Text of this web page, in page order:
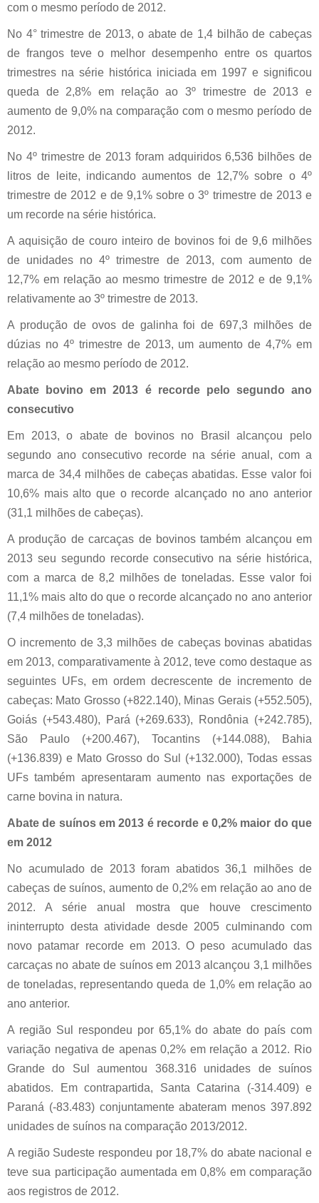
com o mesmo período de 2012.
No 4° trimestre de 2013, o abate de 1,4 bilhão de cabeças
de frangos teve o melhor desempenho entre os quartos
trimestres na série histórica iniciada em 1997 e significou
queda de 2,8% em relação ao 3º trimestre de 2013 e
aumento de 9,0% na comparação com o mesmo período de
2012.
No 4º trimestre de 2013 foram adquiridos 6,536 bilhões de
litros de leite, indicando aumentos de 12,7% sobre o 4º
trimestre de 2012 e de 9,1% sobre o 3º trimestre de 2013 e
um recorde na série histórica.
A aquisição de couro inteiro de bovinos foi de 9,6 milhões
de unidades no 4º trimestre de 2013, com aumento de
12,7% em relação ao mesmo trimestre de 2012 e de 9,1%
relativamente ao 3º trimestre de 2013.
A produção de ovos de galinha foi de 697,3 milhões de
dúzias no 4º trimestre de 2013, um aumento de 4,7% em
relação ao mesmo período de 2012.
Abate bovino em 2013 é recorde pelo segundo ano
consecutivo
Em 2013, o abate de bovinos no Brasil alcançou pelo
segundo ano consecutivo recorde na série anual, com a
marca de 34,4 milhões de cabeças abatidas. Esse valor foi
10,6% mais alto que o recorde alcançado no ano anterior
(31,1 milhões de cabeças).
A produção de carcaças de bovinos também alcançou em
2013 seu segundo recorde consecutivo na série histórica,
com a marca de 8,2 milhões de toneladas. Esse valor foi
11,1% mais alto do que o recorde alcançado no ano anterior
(7,4 milhões de toneladas).
O incremento de 3,3 milhões de cabeças bovinas abatidas
em 2013, comparativamente à 2012, teve como destaque as
seguintes UFs, em ordem decrescente de incremento de
cabeças: Mato Grosso (+822.140), Minas Gerais (+552.505),
Goiás (+543.480), Pará (+269.633), Rondônia (+242.785),
São Paulo (+200.467), Tocantins (+144.088), Bahia
(+136.839) e Mato Grosso do Sul (+132.000), Todas essas
UFs também apresentaram aumento nas exportações de
carne bovina in natura.
Abate de suínos em 2013 é recorde e 0,2% maior do que
em 2012
No acumulado de 2013 foram abatidos 36,1 milhões de
cabeças de suínos, aumento de 0,2% em relação ao ano de
2012. A série anual mostra que houve crescimento
ininterrupto desta atividade desde 2005 culminando com
novo patamar recorde em 2013. O peso acumulado das
carcaças no abate de suínos em 2013 alcançou 3,1 milhões
de toneladas, representando queda de 1,0% em relação ao
ano anterior.
A região Sul respondeu por 65,1% do abate do país com
variação negativa de apenas 0,2% em relação a 2012. Rio
Grande do Sul aumentou 368.316 unidades de suínos
abatidos. Em contrapartida, Santa Catarina (-314.409) e
Paraná (-83.483) conjuntamente abateram menos 397.892
unidades de suínos na comparação 2013/2012.
A região Sudeste respondeu por 18,7% do abate nacional e
teve sua participação aumentada em 0,8% em comparação
aos registros de 2012.